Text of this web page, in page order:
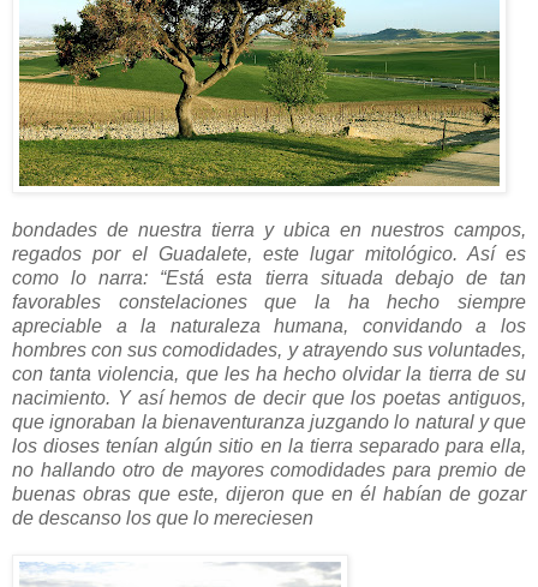
bondades de nuestra tierra y ubica en nuestros campos,
regados por el Guadalete, este lugar mitológico. Así es
como lo narra: “Está esta tierra situada debajo de tan
favorables constelaciones que la ha hecho siempre
apreciable a la naturaleza humana, convidando a los
hombres con sus comodidades, y atrayendo sus voluntades,
con tanta violencia, que les ha hecho olvidar la tierra de su
nacimiento. Y así hemos de decir que los poetas antiguos,
que ignoraban la bienaventuranza juzgando lo natural y que
los dioses tenían algún sitio en la tierra separado para ella,
no hallando otro de mayores comodidades para premio de
buenas obras que este, dijeron que en él habían de gozar
de descanso los que lo mereciesen